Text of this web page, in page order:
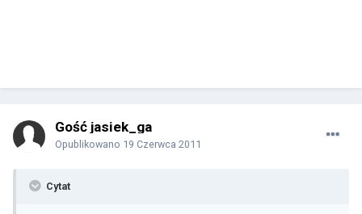
Gość jasiek_ga
Opublikowano 19 Czerwca 2011
Cytat